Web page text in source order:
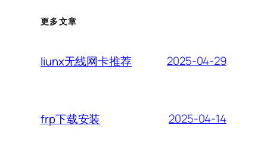
更多文章
liunx无线网卡推荐 2025-04-29
frp下载安装 2025-04-14